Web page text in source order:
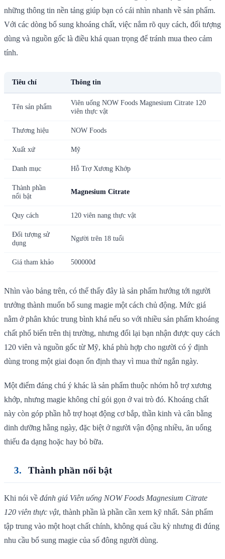
những thông tin nền tảng giúp bạn có cái nhìn nhanh về sản phẩm.
Với các dòng bổ sung khoáng chất, việc nắm rõ quy cách, đối tượng
dùng và nguồn gốc là điều khá quan trọng để tránh mua theo cảm
tính.
Tiêu chí Thông tin
Tên sản phẩm
Viên uống NOW Foods Magnesium Citrate 120
viên thực vật
Thương hiệu NOW Foods
Xuất xứ Mỹ
Danh mục Hỗ Trợ Xương Khớp
Thành phần
nổi bật
Magnesium Citrate
Quy cách 120 viên nang thực vật
Đối tượng sử
dụng
Người trên 18 tuổi
Giá tham khảo 500000đ
Nhìn vào bảng trên, có thể thấy đây là sản phẩm hướng tới người
trưởng thành muốn bổ sung magie một cách chủ động. Mức giá
nằm ở phân khúc trung bình khá nếu so với nhiều sản phẩm khoáng
chất phổ biến trên thị trường, nhưng đổi lại bạn nhận được quy cách
120 viên và nguồn gốc từ Mỹ, khá phù hợp cho người có ý định
dùng trong một giai đoạn ổn định thay vì mua thử ngắn ngày.
Một điểm đáng chú ý khác là sản phẩm thuộc nhóm hỗ trợ xương
khớp, nhưng magie không chỉ gói gọn ở vai trò đó. Khoáng chất
này còn góp phần hỗ trợ hoạt động cơ bắp, thần kinh và cân bằng
dinh dưỡng hằng ngày, đặc biệt ở người vận động nhiều, ăn uống
thiếu đa dạng hoặc hay bỏ bữa.
Thành phần nổi bật
Khi nói về đánh giá Viên uống NOW Foods Magnesium Citrate
120 viên thực vật, thành phần là phần cần xem kỹ nhất. Sản phẩm
tập trung vào một hoạt chất chính, không quá cầu kỳ nhưng đi đúng
nhu cầu bổ sung magie của số đông người dùng.